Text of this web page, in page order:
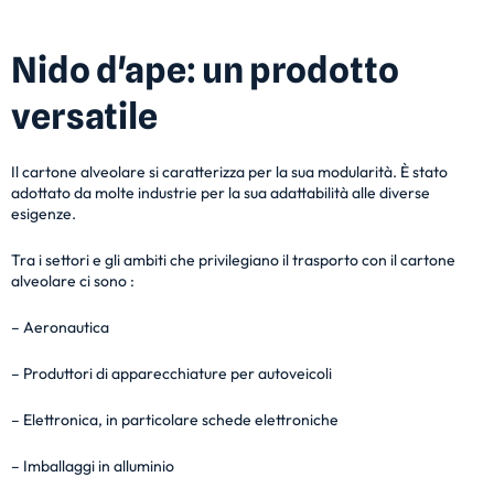
Nido d'ape: un prodotto
versatile
Il cartone alveolare si caratterizza per la sua modularità. È stato
adottato da molte industrie per la sua adattabilità alle diverse
esigenze.
Tra i settori e gli ambiti che privilegiano il trasporto con il cartone
alveolare ci sono :
– Aeronautica
– Produttori di apparecchiature per autoveicoli
– Elettronica, in particolare schede elettroniche
– Imballaggi in alluminio